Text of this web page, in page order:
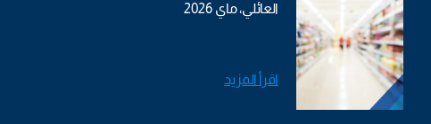
العائلي، ماي 2026
اقرأ المزيد